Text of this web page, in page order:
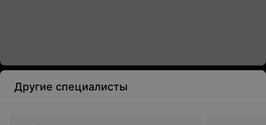
Другие специалисты